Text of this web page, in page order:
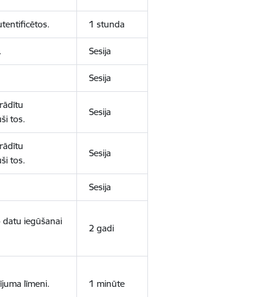
1 stunda
Sesija
Sesija
tos.
Sesija
tos.
Sesija
Sesija
iegūšanai
2 gadi
līmeni. 1 minūte